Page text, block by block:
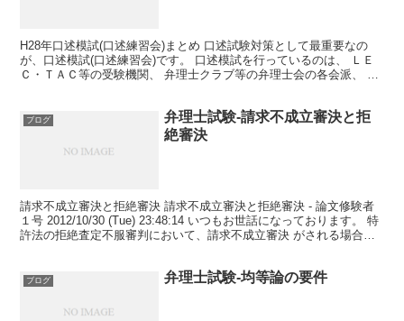
H28年口述模試(口述練習会)まとめ 口述試験対策として最重要なの
が、口述模試(口述練習会)です。 口述模試を行っているのは、 ＬＥ
Ｃ・ＴＡＣ等の受験機関、 弁理士クラブ等の弁理士会の各会派、 そ
ブログ
弁理士試験-請求不成立審決と拒
絶審決
請求不成立審決と拒絶審決 請求不成立審決と拒絶審決 - 論文修験者
１号 2012/10/30 (Tue) 23:48:14 いつもお世話になっております。 特
許法の拒絶査定不服審判において、請求不成立審決 がされる場合が
ブログ 弁理士試験-均等論の要件